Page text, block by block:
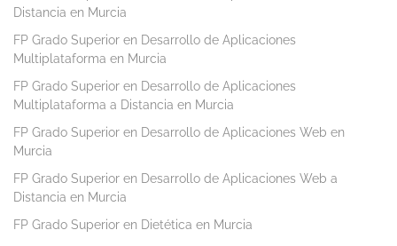
Distancia en Murcia
FP Grado Superior en Desarrollo de Aplicaciones
Multiplataforma en Murcia
FP Grado Superior en Desarrollo de Aplicaciones
Multiplataforma a Distancia en Murcia
FP Grado Superior en Desarrollo de Aplicaciones Web en
Murcia
FP Grado Superior en Desarrollo de Aplicaciones Web a
Distancia en Murcia
FP Grado Superior en Dietética en Murcia